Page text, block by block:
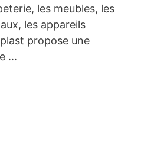
les meubles, les
les appareils
propose une
...